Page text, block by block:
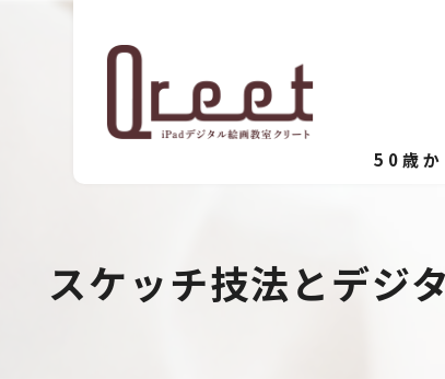
50歳か
スケッチ技法とデジ